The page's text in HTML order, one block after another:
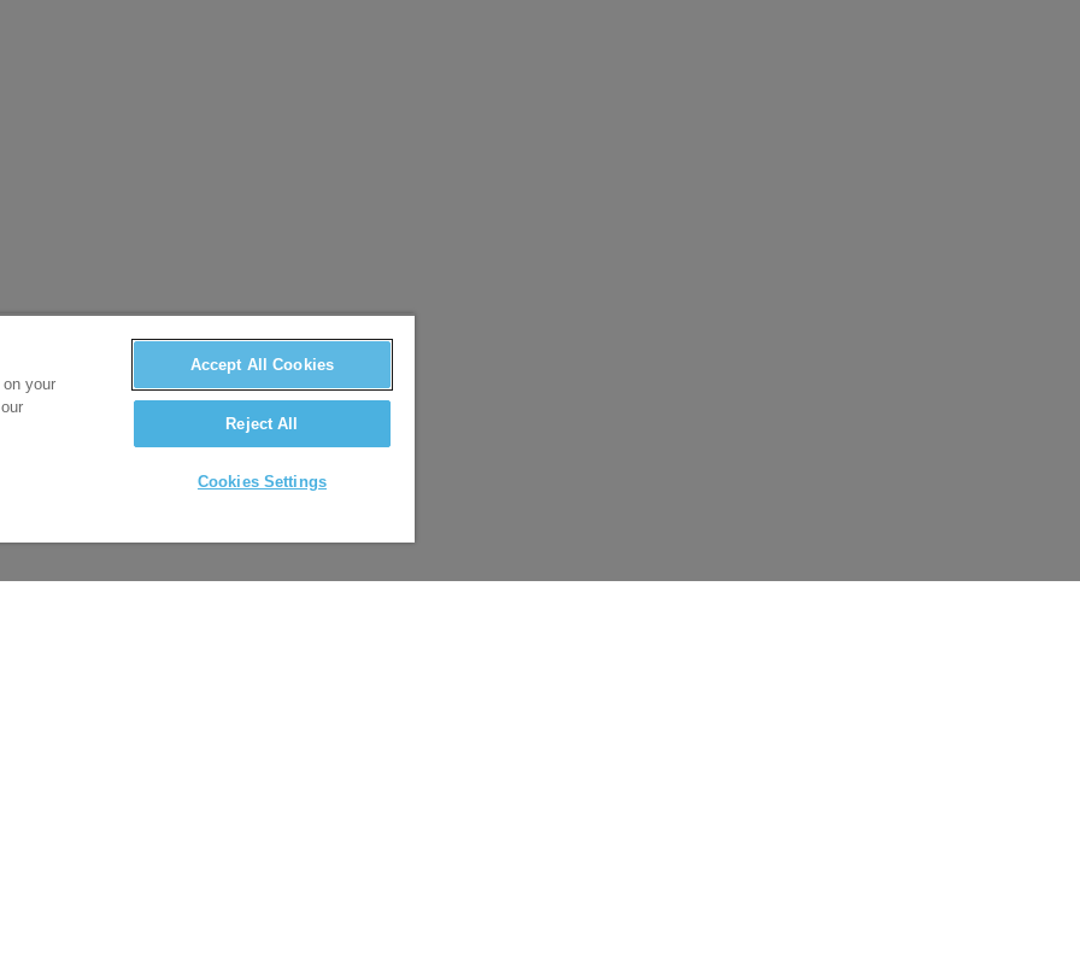
your
Accept All Cookies
Reject All
Cookies Settings